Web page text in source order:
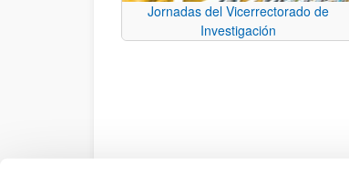
Jornadas del Vicerrectorado de
Investigación